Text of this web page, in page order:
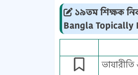
১৯তম শিক্ষক
Bangla Topically